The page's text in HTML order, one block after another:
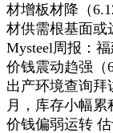
材增板材降（
材供需根基面或
Mysteel周报：
价钱震动趋强（
出产环境查询拜
月，库存小幅
价钱偏弱运转